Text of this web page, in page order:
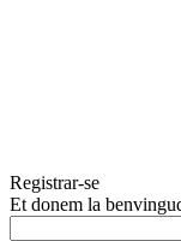
Registrar-se
Et donem la